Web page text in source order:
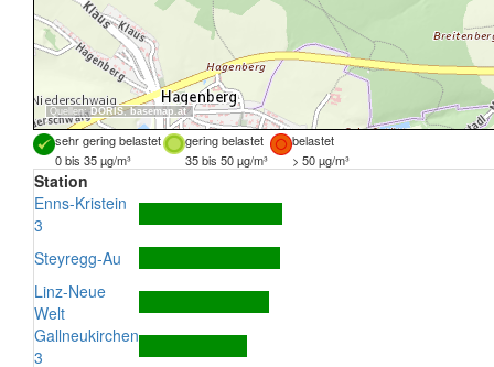
Quellen: DORIS,basemap.at
sehr gering belastet gering belastet
belastet
0 bis 35 µg/m³
35 bis 50 µg/m³ > 50 µg/m³
Station
Enns-Kristein
3
Steyregg-Au
Linz-Neue
Welt
Gallneukirchen
3